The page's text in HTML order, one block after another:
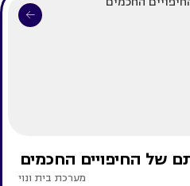
של החיפויים החכמים
מערכת בית ונוי